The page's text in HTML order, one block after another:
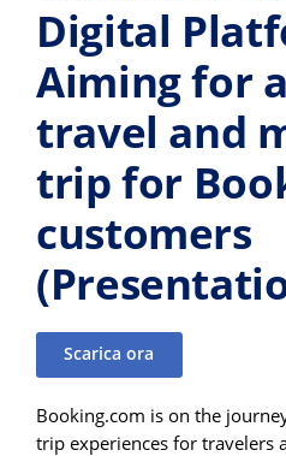
Digital
Aiming for
travel and
trip for
customers
Scarica ora
Booking.com is on the
trip experiences for travelers